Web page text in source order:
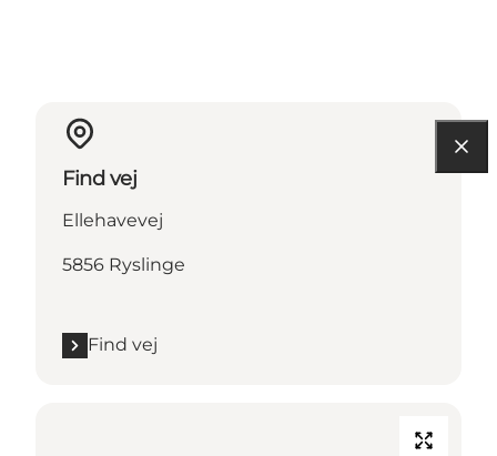
Find vej
Ellehavevej
5856 Ryslinge
Find vej